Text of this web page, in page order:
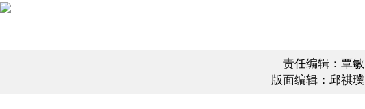
责任编辑：覃敏
版面编辑：邱祺璞